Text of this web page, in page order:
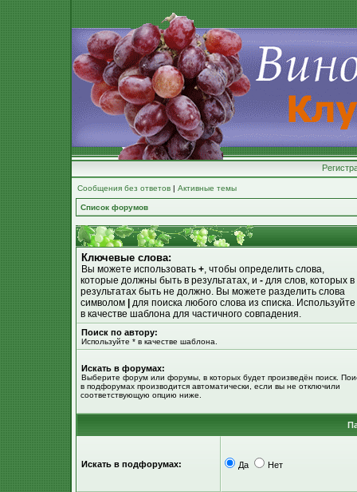
Сообщения без ответов | Активные темы
Список форумов
Ключевые слова:
Вы можете использовать +, чтобы определить слова,
которые должны быть в результатах, и - для слов, которых в
результатах быть не должно. Вы можете разделить слова
символом
для поиска любого слова из списка. Используйте
в качестве шаблона для частичного совпадения.
Поиск по автору:
Используйте * в качестве шаблона.
Искать в форумах:
Выберите форум или форумы, в которых будет произведён поиск.
в подфорумах производится автоматически, если вы не отключили
соответствующую опцию ниже.
Искать в подфорумах: Да Нет